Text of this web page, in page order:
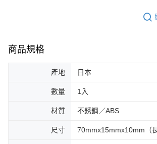
商品規格
產地 日本
數量 1入
材質 不銹鋼／ABS
尺寸 70mmx15mmx10mm（